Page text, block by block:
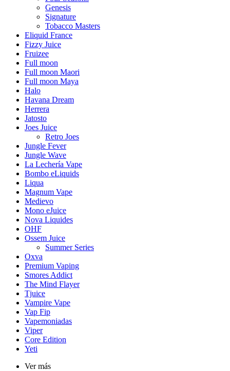
Genesis
Signature
Tobacco Masters
Eliquid France
Fizzy Juice
Fruizee
Full moon
Full moon Maori
Full moon Maya
Halo
Havana Dream
Herrera
Jatosto
Joes Juice
Retro Joes
Jungle Fever
Jungle Wave
La Lechería Vape
Bombo eLiquids
Liqua
Magnum Vape
Medievo
Mono eJuice
Nova Liquides
OHF
Ossem Juice
Summer Series
Oxva
Premium Vaping
Smores Addict
The Mind Flayer
Tjuice
Vampire Vape
Vap Fip
Vapemoniadas
Viper
Core Edition
Yeti
Ver más